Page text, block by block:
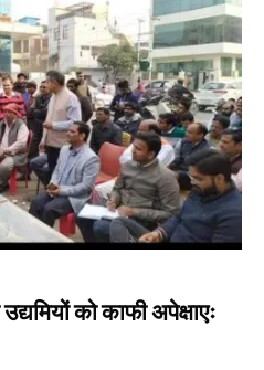
को काफी अपेक्षाएः